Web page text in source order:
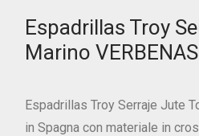
Espadrillas Troy
Marino VERBENAS
Espadrillas Troy Serraje Jute
in Spagna con materiale in